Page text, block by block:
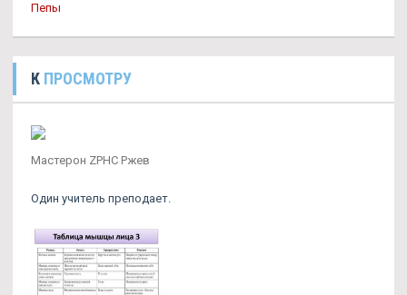
Пепы
К ПРОСМОТРУ
Мастерон ZPHC Ржев
Один учитель преподает.